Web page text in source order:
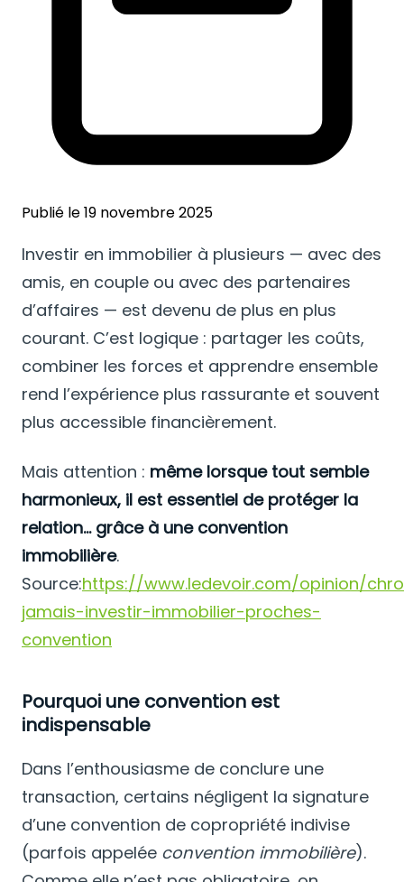
Publié le 19 novembre 2025
Investir en immobilier à plusieurs — avec des
amis, en couple ou avec des partenaires
d’affaires — est devenu de plus en plus
courant. C’est logique : partager les coûts,
combiner les forces et apprendre ensemble
rend l’expérience plus rassurante et souvent
plus accessible financièrement.
Mais attention : même lorsque tout semble
harmonieux, il est essentiel de protéger la
relation… grâce à une convention
immobilière.
Source:https://www.ledevoir.com/opinion/
jamais-investir-immobilier-proches-
convention
Pourquoi une convention est
indispensable
Dans l’enthousiasme de conclure une
transaction, certains négligent la signature
d’une convention de copropriété indivise
(parfois appelée convention immobilière).